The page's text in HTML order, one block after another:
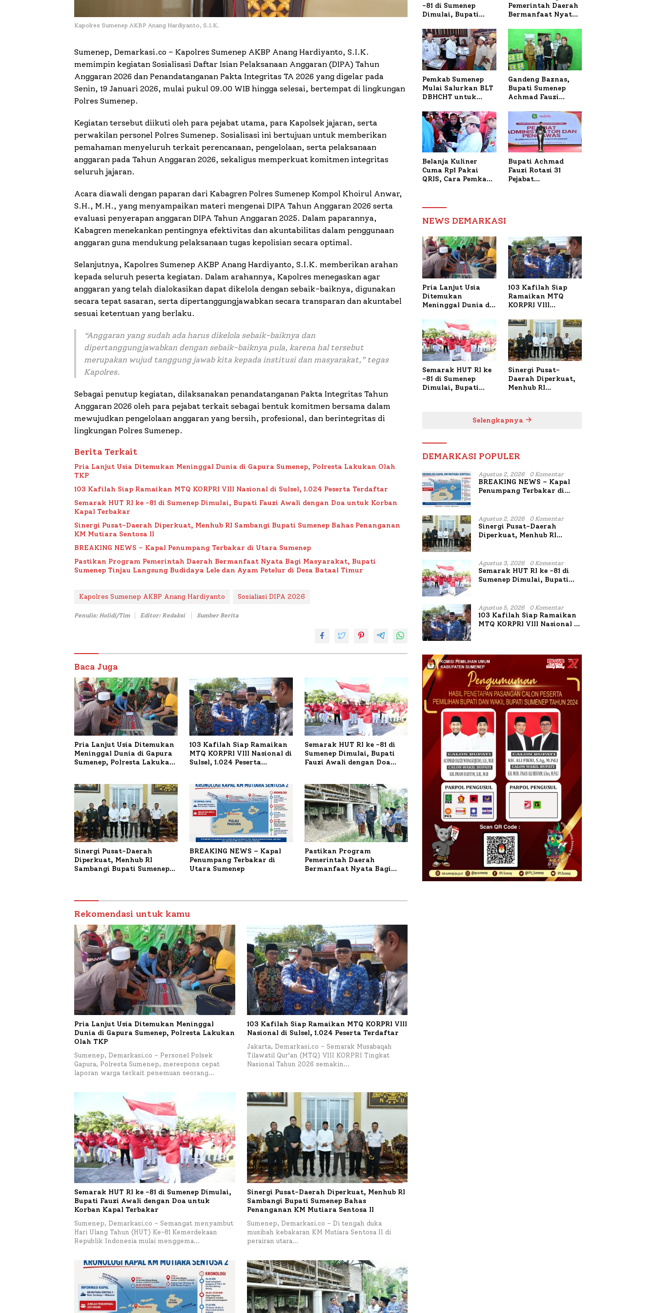
Kapolres Sumenep AKBP Anang Hardiyanto, S.I.K.
Sumenep, Demarkasi.co – Kapolres Sumenep AKBP Anang Hardiyanto, S.I.K.
memimpin kegiatan Sosialisasi Daftar Isian Pelaksanaan Anggaran (DIPA) Tahun
Anggaran 2026 dan Penandatanganan Pakta Integritas TA 2026 yang digelar pada
Senin, 19 Januari 2026, mulai pukul 09.00 WIB hingga selesai, bertempat di lingkungan
Polres Sumenep.
Kegiatan tersebut diikuti oleh para pejabat utama, para Kapolsek jajaran, serta
perwakilan personel Polres Sumenep. Sosialisasi ini bertujuan untuk memberikan
pemahaman menyeluruh terkait perencanaan, pengelolaan, serta pelaksanaan
anggaran pada Tahun Anggaran 2026, sekaligus memperkuat komitmen integritas
seluruh jajaran.
Acara diawali dengan paparan dari Kabagren Polres Sumenep Kompol Khoirul Anwar,
S.H., M.H., yang menyampaikan materi mengenai DIPA Tahun Anggaran 2026 serta
evaluasi penyerapan anggaran DIPA Tahun Anggaran 2025. Dalam paparannya,
Kabagren menekankan pentingnya efektivitas dan akuntabilitas dalam penggunaan
anggaran guna mendukung pelaksanaan tugas kepolisian secara optimal.
Selanjutnya, Kapolres Sumenep AKBP Anang Hardiyanto, S.I.K. memberikan arahan
kepada seluruh peserta kegiatan. Dalam arahannya, Kapolres menegaskan agar
anggaran yang telah dialokasikan dapat dikelola dengan sebaik-baiknya, digunakan
secara tepat sasaran, serta dipertanggungjawabkan secara transparan dan akuntabel
sesuai ketentuan yang berlaku.
“Anggaran yang sudah ada harus dikelola sebaik-baiknya dan
dipertanggungjawabkan dengan sebaik-baiknya pula, karena hal tersebut
merupakan wujud tanggung jawab kita kepada institusi dan masyarakat,” tegas
Kapolres.
Sebagai penutup kegiatan, dilaksanakan penandatanganan Pakta Integritas Tahun
Anggaran 2026 oleh para pejabat terkait sebagai bentuk komitmen bersama dalam
mewujudkan pengelolaan anggaran yang bersih, profesional, dan berintegritas di
lingkungan Polres Sumenep.
Berita Terkait
Pria Lanjut Usia Ditemukan Meninggal Dunia di Gapura Sumenep, Polresta Lakukan Olah
TKP
103 Kafilah Siap Ramaikan MTQ KORPRI VIII Nasional di Sulsel, 1.024 Peserta Terdaftar
Semarak HUT RI ke -81 di Sumenep Dimulai, Bupati Fauzi Awali dengan Doa untuk Korban
Kapal Terbakar
Sinergi Pusat-Daerah Diperkuat, Menhub RI Sambangi Bupati Sumenep Bahas Penanganan
KM Mutiara Sentosa II
BREAKING NEWS – Kapal Penumpang Terbakar di Utara Sumenep
Pastikan Program Pemerintah Daerah Bermanfaat Nyata Bagi Masyarakat, Bupati
Sumenep Tinjau Langsung Budidaya Lele dan Ayam Petelur di Desa Bataal Timur
Kapolres Sumenep AKBP Anang Hardiyanto Sosialiasi DIPA 2026
Penulis: Holidi/Tim Editor: Redaksi Sumber Berita
Baca Juga
Pria Lanjut Usia Ditemukan
Meninggal Dunia di Gapura
Sumenep, Polresta Lakukan
103 Kafilah Siap Ramaikan
MTQ KORPRI VIII Nasional di
Sulsel, 1.024 Peserta
Semarak HUT RI ke -81 di
Sumenep Dimulai, Bupati
Fauzi Awali dengan Doa
Sinergi Pusat-Daerah
Diperkuat, Menhub RI
Sambangi Bupati Sumenep
BREAKING NEWS – Kapal
Penumpang Terbakar di
Utara Sumenep
Pastikan Program
Pemerintah Daerah
Bermanfaat Nyata Bagi
Petelur di Desa Bataal Timur
Rekomendasi untuk kamu
Pria Lanjut Usia Ditemukan Meninggal
Dunia di Gapura Sumenep, Polresta Lakukan
Olah TKP
Sumenep, Demarkasi.co – Personel Polsek
Gapura, Polresta Sumenep, merespons cepat
laporan warga terkait penemuan seorang…
103 Kafilah Siap Ramaikan MTQ KORPRI VIII
Nasional di Sulsel, 1.024 Peserta Terdaftar
Jakarta, Demarkasi.co – Semarak Musabaqah
Tilawatil Qur’an (MTQ) VIII KORPRI Tingkat
Nasional Tahun 2026 semakin…
Semarak HUT RI ke -81 di Sumenep Dimulai,
Bupati Fauzi Awali dengan Doa untuk
Korban Kapal Terbakar
Sumenep, Demarkasi.co – Semangat menyambut
Hari Ulang Tahun (HUT) Ke-81 Kemerdekaan
Republik Indonesia mulai menggema…
Sinergi Pusat-Daerah Diperkuat, Menhub RI
Sambangi Bupati Sumenep Bahas
Penanganan KM Mutiara Sentosa II
Sumenep, Demarkasi.co – Di tengah duka
musibah kebakaran KM Mutiara Sentosa II di
perairan utara…
-81 di Sumenep
Dimulai, Bupati
Doa untuk Korban
Kapal Terbakar
Pemerintah Daerah
Bermanfaat Nyata
Bupati Sumenep
Tinjau Langsung
Budidaya Lele dan
Ayam Petelur di
Desa Bataal Timur
Pemkab Sumenep
Mulai Salurkan BLT
DBHCHT untuk
Tani Tembakau
Gandeng Baznas,
Bupati Sumenep
Achmad Fauzi
Serahkan Bantuan
Bedah RTLH di Dua
Kecamatan
Belanja Kuliner
Cuma Rp1 Pakai
QRIS, Cara Pemkab
Bupati Achmad
Fauzi Rotasi 31
Pejabat
NEWS DEMARKASI
Pria Lanjut Usia
Ditemukan
Meninggal Dunia di
Polresta Lakukan
Olah TKP
103 Kafilah Siap
Ramaikan MTQ
KORPRI VIII
1.024 Peserta
Terdaftar
Semarak HUT RI ke
-81 di Sumenep
Dimulai, Bupati
Sinergi Pusat-
Daerah Diperkuat,
Menhub RI
Mutiara Sentosa II
Selengkapnya
DEMARKASI POPULER
Agustus 2, 2026 0 Komentar
BREAKING NEWS – Kapal
Penumpang Terbakar di
Agustus 2, 2026 0 Komentar
Sinergi Pusat-Daerah
Diperkuat, Menhub RI
Mutiara Sentosa II
Agustus 3, 2026 0 Komentar
Semarak HUT RI ke -81 di
Sumenep Dimulai, Bupati
Terbakar
Agustus 5, 2026 0 Komentar
103 Kafilah Siap Ramaikan
MTQ KORPRI VIII Nasional di